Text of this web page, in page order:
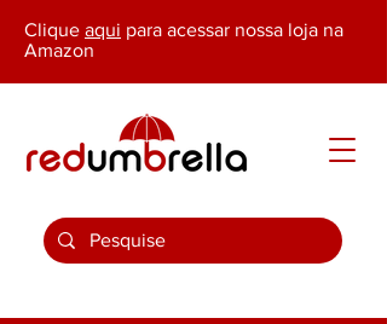
Clique aqui para acessar nossa loja na
Amazon